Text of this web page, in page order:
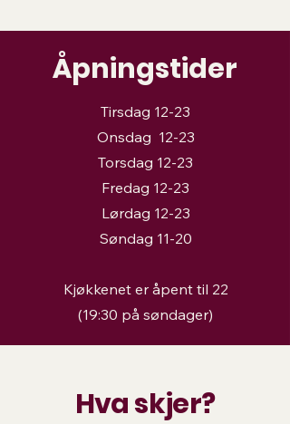
Åpningstider
Tirsdag 12-23
Onsdag 12-23
Torsdag 12-23
Fredag 12-23
Lørdag 12-23
Søndag 11-20
Kjøkkenet er åpent til 22
(19:30 på søndager)
Hva skjer?